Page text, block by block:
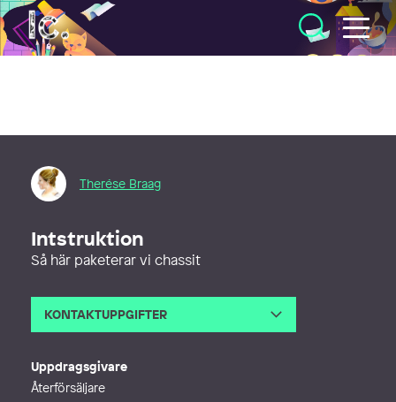
Illustratörcentrum
Therése Braag
Intstruktion
Så här paketerar vi chassit
KONTAKTUPPGIFTER
Uppdragsgivare
Återförsäljare